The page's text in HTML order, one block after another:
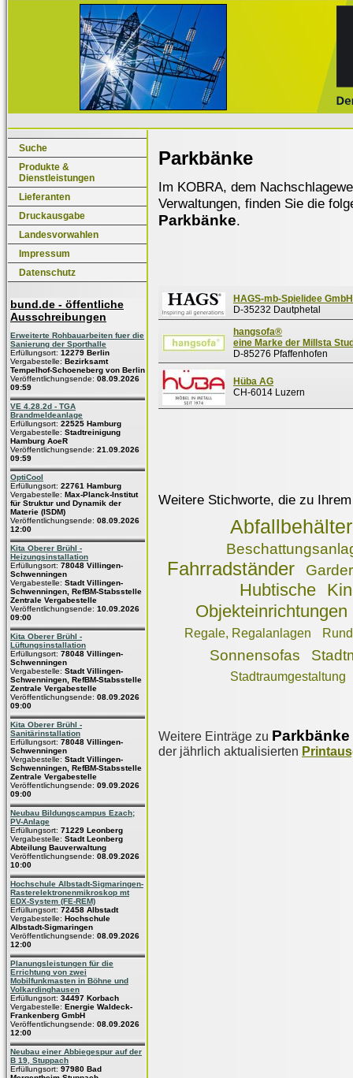
Suche
Produkte &
Dienstleistungen
Lieferanten
Druckausgabe
Landesvorwahlen
Impressum
Datenschutz
bund.de - öffentliche
Ausschreibungen
Erweiterte Rohbauarbeiten fuer die
Sanierung der Sporthalle
Erfüllungsort: 12279 Berlin
Vergabestelle: Bezirksamt
Tempelhof-Schoeneberg von Berlin
Veröffentlichungsende: 08.09.2026
09:59
VE 4.28.2d - TGA
Brandmeldeanlage
Erfüllungsort: 22525 Hamburg
Vergabestelle: Stadtreinigung
Hamburg AoeR
Veröffentlichungsende: 21.09.2026
09:59
OptiCool
Erfüllungsort: 22761 Hamburg
Vergabestelle: Max-Planck-Institut
für Struktur und Dynamik der
Materie (ISDM)
Veröffentlichungsende: 08.09.2026
12:00
Kita Oberer Brühl -
Heizungsinstallation
Erfüllungsort: 78048 Villingen-
Schwenningen
Vergabestelle: Stadt Villingen-
Schwenningen, RefBM-Stabsstelle
Zentrale Vergabestelle
Veröffentlichungsende: 10.09.2026
09:00
Kita Oberer Brühl -
Lüftungsinstallation
Erfüllungsort: 78048 Villingen-
Schwenningen
Vergabestelle: Stadt Villingen-
Schwenningen, RefBM-Stabsstelle
Zentrale Vergabestelle
Veröffentlichungsende: 08.09.2026
09:00
Kita Oberer Brühl -
Sanitärinstallation
Erfüllungsort: 78048 Villingen-
Schwenningen
Vergabestelle: Stadt Villingen-
Schwenningen, RefBM-Stabsstelle
Zentrale Vergabestelle
Veröffentlichungsende: 09.09.2026
09:00
Neubau Bildungscampus Ezach;
PV-Anlage
Erfüllungsort: 71229 Leonberg
Vergabestelle: Stadt Leonberg
Abteilung Bauverwaltung
Veröffentlichungsende: 08.09.2026
10:00
Hochschule Albstadt-Sigmaringen-
Rasterelektronenmikroskop mt
EDX-System (FE-REM)
Erfüllungsort: 72458 Albstadt
Vergabestelle: Hochschule
Albstadt-Sigmaringen
Veröffentlichungsende: 08.09.2026
12:00
Planungsleistungen für die
Errichtung von zwei
Mobilfunkmasten in Böhne und
Volkardinghausen
Erfüllungsort: 34497 Korbach
Vergabestelle: Energie Waldeck-
Frankenberg GmbH
Veröffentlichungsende: 08.09.2026
12:00
Neubau einer Abbiegespur auf der
B 19, Stuppach
Erfüllungsort: 97980 Bad
Parkbänke
Im KOBRA, dem
Verwaltungen, finden Sie die
Parkbänke.
HAGS-mb-Spielidee GmbH
D-35232 Dautphetal
hangsofa®
eine Marke der Millsta
D-85276 Pfaffenhofen
Hüba AG
CH-6014 Luzern
Weitere Stichworte, die zu
Abfallbehälter
Fahrradständer
Hubtische
Objekteinrichtungen
Regale, Regalanlagen
Sonnensofas
Stadtraumgestaltung
Weitere Einträge zu Parkbänke
der jährlich aktualisierten